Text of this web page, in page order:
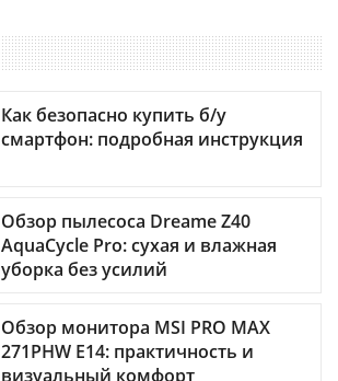
Как безопасно купить б/у
смартфон: подробная инструкция
Обзор пылесоса Dreame Z40
AquaCycle Pro: сухая и влажная
уборка без усилий
Обзор монитора MSI PRO MAX
271PHW E14: практичность и
визуальный комфорт